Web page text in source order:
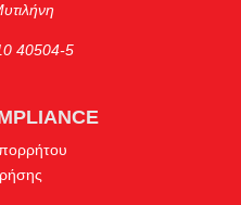
40504-5